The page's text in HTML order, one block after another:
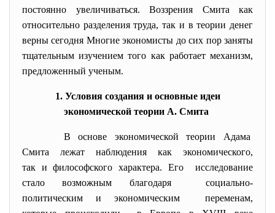
постоянно увеличиваться. Воззрения Смита как
относительно разделения труда, так и в теории денег
верны сегодня Многие экономисты до сих пор заняты
тщательным изучением того как работает механизм,
предложенный ученым.
1. Условия создания и основные идеи
экономической теории А. Смита
В основе экономической теории Адама
Смита лежат наблюдения как экономического,
так и философского характера. Его исследование
стало возможным благодаря социально-
политическим и экономическим переменам,